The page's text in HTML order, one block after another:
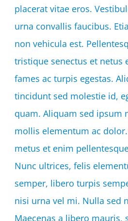
placerat vitae eros.
urna convallis faucibus.
non vehicula est.
tristique senectus et netus
fames ac turpis egestas.
tincidunt sed molestie id,
quam. Aliquam sed ipsum
mollis elementum ac
metus et enim
Nunc ultrices, felis
semper, libero turpis
nisi urna vel mi. Nulla sed
Maecenas a libero mauris,